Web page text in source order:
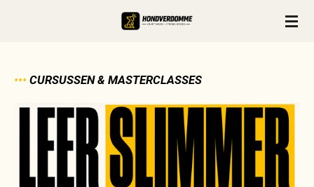
de
••• CURSUSSEN & MASTERCLASSES